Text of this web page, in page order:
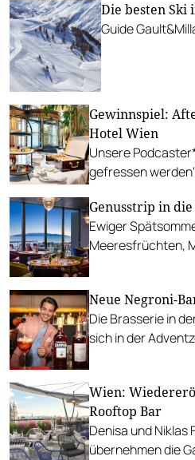
Die besten Ski
Guide
Gewinnspiel:
Hotel Wien
Unsere
gefressen
Grand Hotel Wien.
Genusstrip in
Ewiger
Meeresfrüchten,
Neue Negroni-
Die Brasserie in
sich in der
Wien:
Rooftop Bar
Denisa und Niklas
übernehmen die